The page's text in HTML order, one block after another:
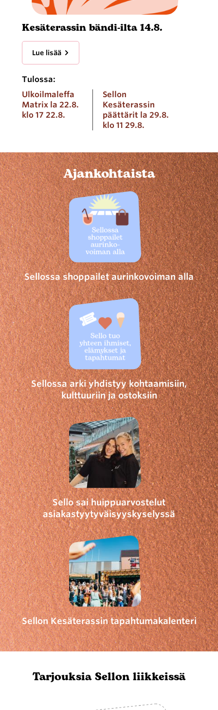
Kesäterassin bändi-ilta 14.8.
Lue lisää
Tulossa:
Ulkoilmaleffa
Matrix la 22.8.
klo 17 22.8.
Sellon
Kesäterassin
päättärit la 29.8.
klo 11 29.8.
Ajankohtaista
Sellossa shoppailet aurinkovoiman alla
Sellossa arki yhdistyy kohtaamisiin,
kulttuuriin ja ostoksiin
Sello sai huippuarvostelut
asiakastyytyväisyyskyselyssä
Sellon Kesäterassin tapahtumakalenteri
Tarjouksia Sellon liikkeissä